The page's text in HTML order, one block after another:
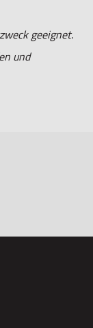
geeignet.
und